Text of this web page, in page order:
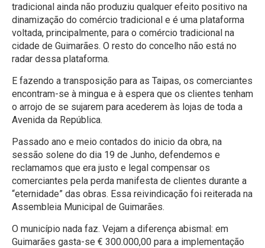
tradicional ainda não produziu qualquer efeito positivo na
dinamização do comércio tradicional e é uma plataforma
voltada, principalmente, para o comércio tradicional na
cidade de Guimarães. O resto do concelho não está no
radar dessa plataforma.
E fazendo a transposição para as Taipas, os comerciantes
encontram-se à mingua e à espera que os clientes tenham
o arrojo de se sujarem para acederem às lojas de toda a
Avenida da República.
Passado ano e meio contados do inicio da obra, na
sessão solene do dia 19 de Junho, defendemos e
reclamamos que era justo e legal compensar os
comerciantes pela perda manifesta de clientes durante a
“eternidade” das obras. Essa reivindicação foi reiterada na
Assembleia Municipal de Guimarães.
O município nada faz. Vejam a diferença abismal: em
Guimarães gasta-se € 300.000,00 para a implementação